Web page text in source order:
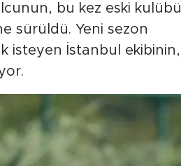
bu kez eski kulübü
sürüldü. Yeni sezon
isteyen İstanbul ekibinin,